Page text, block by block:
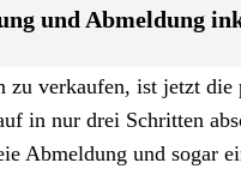
und Abmeldung
zu verkaufen, ist jetzt
in nur drei Schritten
Abmeldung und sogar